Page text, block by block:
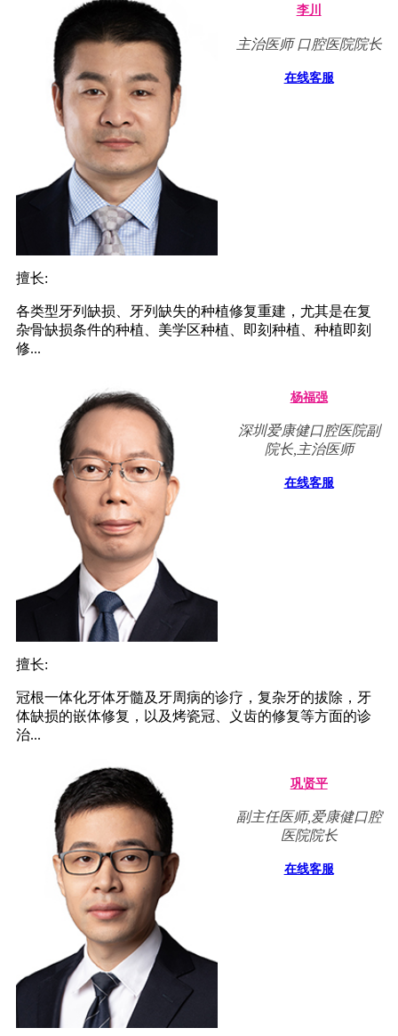
李川
主治医师 口腔医院院长
在线客服
擅长:
各类型牙列缺损、牙列缺失的种植修复重建，尤其是在复
杂骨缺损条件的种植、美学区种植、即刻种植、种植即刻
修...
杨福强
深圳爱康健口腔医院副
院长,主治医师
在线客服
擅长:
冠根一体化牙体牙髓及牙周病的诊疗，复杂牙的拔除，牙
体缺损的嵌体修复，以及烤瓷冠、义齿的修复等方面的诊
治...
巩贤平
副主任医师,爱康健口腔
医院院长
在线客服